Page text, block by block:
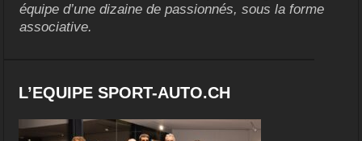
équipe d’une dizaine de passionnés, sous la forme
associative.
L’EQUIPE SPORT-AUTO.CH